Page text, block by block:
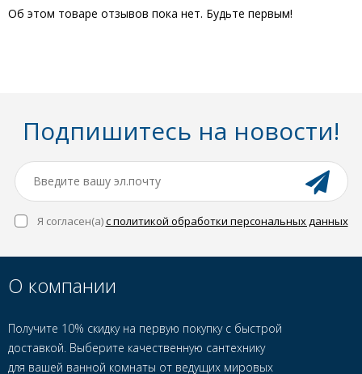
Об этом товаре отзывов пока нет. Будьте первым!
Подпишитесь на новости!
Я согласен(a)с политикой обработки персональных данных
О компании
Получите 10% скидку на первую покупку с быстрой
доставкой. Выберите качественную сантехнику
для вашей ванной комнаты от ведущих мировых